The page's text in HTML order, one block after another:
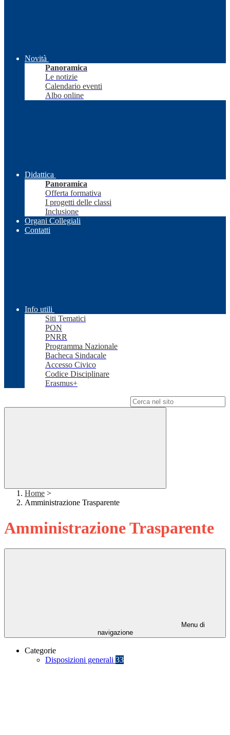
Novità
Panoramica
Le notizie
Calendario eventi
Albo online
Didattica
Panoramica
Offerta formativa
I progetti delle classi
Inclusione
Organi Collegiali
Contatti
Info utili
Siti Tematici
PON
PNRR
Programma Nazionale
Bacheca Sindacale
Accesso Civico
Codice Disciplinare
Erasmus+
Home >
Amministrazione Trasparente
Amministrazione Trasparente
Menu di
navigazione
Categorie
Disposizioni generali 33